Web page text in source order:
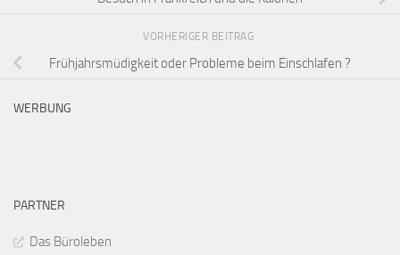
VORHERIGER BEITRAG
Frühjahrsmüdigkeit oder Probleme beim Einschlafen ?
WERBUNG
PARTNER
Das Büroleben